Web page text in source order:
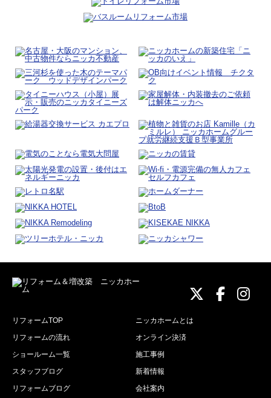
ニッカ
ニッニ
リフォームTOP
ニッカホームとは
リフォームの流れ
オンライン決済
ショールーム一覧
施工事例
スタッフブログ
新着情報
リフォームブログ
会社案内